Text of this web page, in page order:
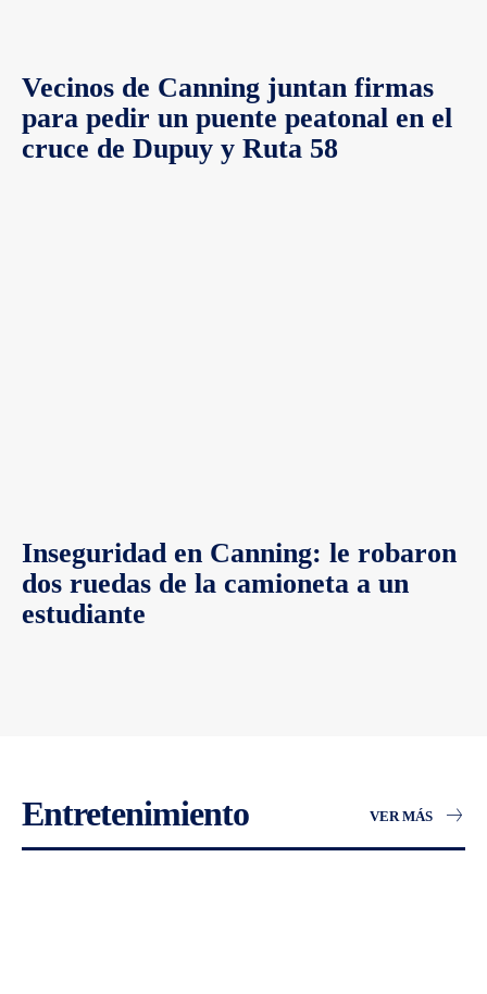
Vecinos de Canning juntan firmas
para pedir un puente peatonal en el
cruce de Dupuy y Ruta 58
Inseguridad en Canning: le robaron
dos ruedas de la camioneta a un
estudiante
Entretenimiento VER MÁS